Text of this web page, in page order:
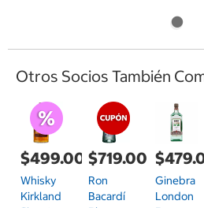
Otros Socios También
$499.00
Whisky
Kirkland
$719.00
Ron
Bacardí
Ginebra
London